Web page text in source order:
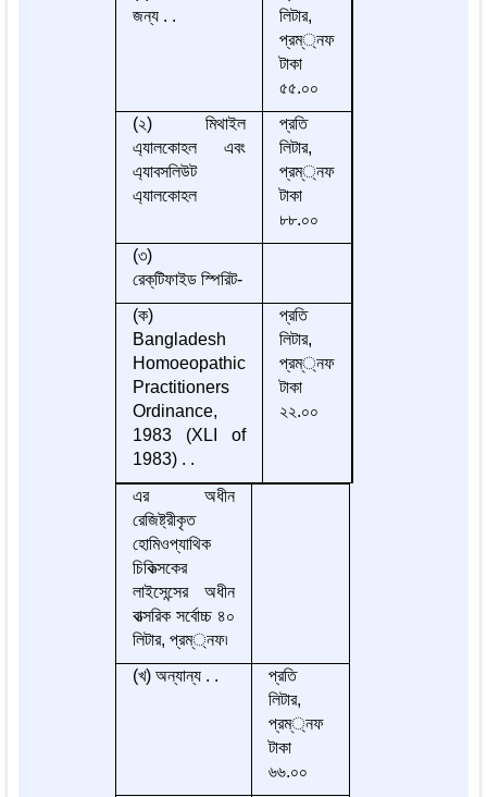
জন্য . .
লিটার,
প্রম্্নফ
টাকা
৫৫.০০
(২) মিথাইল
এ্যালকোহল এবং
এ্যাবসলিউট
এ্যালকোহল
প্রতি
লিটার,
প্রম্্নফ
টাকা
৮৮.০০
(৩)
রেক্‌টিফাইড স্পিরিট-
(ক)
Bangladesh
Homoeopathic
Practitioners
Ordinance,
1983 (XLI of
1983) . .
প্রতি
লিটার,
প্রম্্নফ
টাকা
২২.০০
এর অধীন
রেজিষ্ট্রীকৃত
হোমিওপ্যাথিক
চিকিত্সকের
লাইসেন্সের অধীন
বাত্সরিক সর্বোচ্চ ৪০
লিটার, প্রম্্নফ৷
(খ) অন্যান্য . .
প্রতি
লিটার,
প্রম্্নফ
টাকা
৬৬.০০